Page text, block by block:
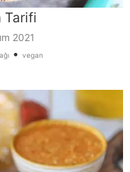
Tarifi
2021
• vegan